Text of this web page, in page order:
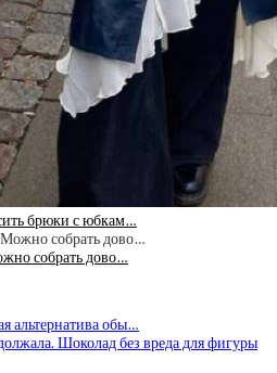
брюки с юбкам…
собрать дово…
альтернатива обы…
Шоколад без вреда для фигуры